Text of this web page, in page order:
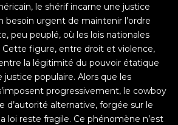
le shérif incarne une justice
besoin urgent de maintenir l’ordre
peu peuplé, où les lois nationales
Cette figure, entre droit et violence,
la légitimité du pouvoir étatique
justice populaire. Alors que les
progressivement, le cowboy
d’autorité alternative, forgée sur le
loi reste fragile. Ce phénomène n’est